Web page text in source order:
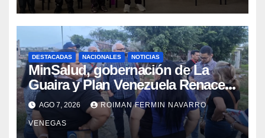
DESTACADAS NACIONALES NOTICIAS
MinSalud, gobernación de La
Guaira y Plan Venezuela Renace
iniciaron la rehabilitación integral
del Centro Psicofamiliar El Niño y
el Mar
AGO 7, 2026 ROIMAN FERMIN NAVARRO
VENEGAS